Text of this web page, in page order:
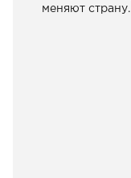
меняют страну.